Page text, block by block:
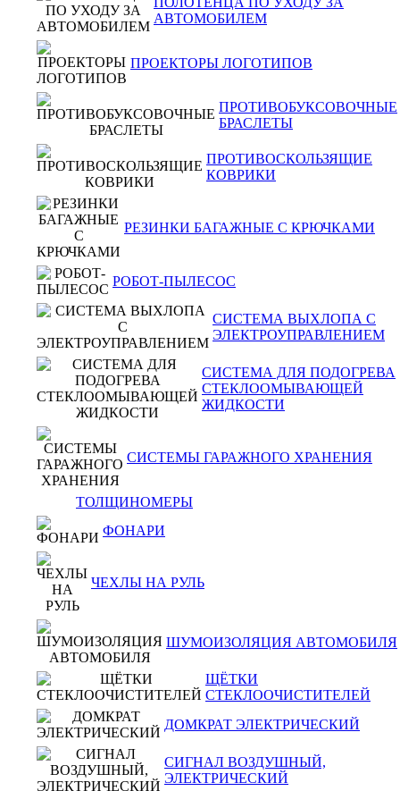
АВТОМОБИЛЕМ
ПРОЕКТОРЫ ЛОГОТИПОВ
ПРОТИВОБУКСОВОЧНЫЕ
БРАСЛЕТЫ
ПРОТИВОСКОЛЬЗЯЩИЕ
КОВРИКИ
РЕЗИНКИ БАГАЖНЫЕ С КРЮЧКАМИ
РОБОТ-ПЫЛЕСОС
СИСТЕМА ВЫХЛОПА С
ЭЛЕКТРОУПРАВЛЕНИЕМ
СИСТЕМА ДЛЯ ПОДОГРЕВА
СТЕКЛООМЫВАЮЩЕЙ
ЖИДКОСТИ
СИСТЕМЫ ГАРАЖНОГО ХРАНЕНИЯ
ТОЛЩИНОМЕРЫ
ФОНАРИ
ЧЕХЛЫ НА РУЛЬ
ШУМОИЗОЛЯЦИЯ АВТОМОБИЛЯ
ЩЁТКИ
СТЕКЛООЧИСТИТЕЛЕЙ
ДОМКРАТ ЭЛЕКТРИЧЕСКИЙ
СИГНАЛ ВОЗДУШНЫЙ,
ЭЛЕКТРИЧЕСКИЙ